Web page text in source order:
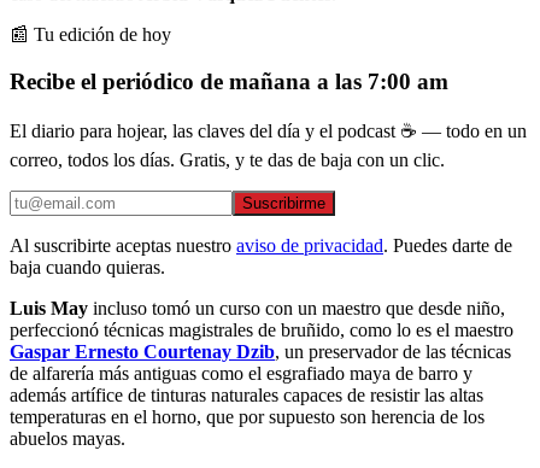
📰 Tu edición de hoy
Recibe el periódico de mañana a las 7:00 am
El diario para hojear, las claves del día y el podcast ☕ — todo en un
correo, todos los días. Gratis, y te das de baja con un clic.
Suscribirme
Al suscribirte aceptas nuestro aviso de privacidad. Puedes darte de
baja cuando quieras.
Luis May incluso tomó un curso con un maestro que desde niño,
perfeccionó técnicas magistrales de bruñido, como lo es el maestro
Gaspar Ernesto Courtenay Dzib, un preservador de las técnicas
de alfarería más antiguas como el esgrafiado maya de barro y
además artífice de tinturas naturales capaces de resistir las altas
temperaturas en el horno, que por supuesto son herencia de los
abuelos mayas.